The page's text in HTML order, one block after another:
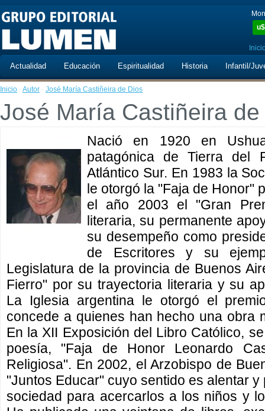
u$
Actualidad Educación Espiritualidad Historia Infantil/
Inicio · Autor · José María Castiñeira de Dios
José María Castiñeira
Nació en 1920 en
patagónica de Tierra del
Atlántico Sur. En 1983 la
le otorgó la "Faja de Honor"
el año 2003 el "Gran
literaria, su permanente
su desempeño como
de Escritores y su
Legislatura de la provincia de Buenos
Fierro" por su trayectoria literaria y su
La Iglesia argentina le otorgó el
concede a quienes han hecho una obra
En la XII Exposición del Libro Católico,
poesía, "Faja de Honor Leonardo
Religiosa". En 2002, el Arzobispo de
"Juntos Educar" cuyo sentido es alentar
sociedad para acercarlos a los niños y